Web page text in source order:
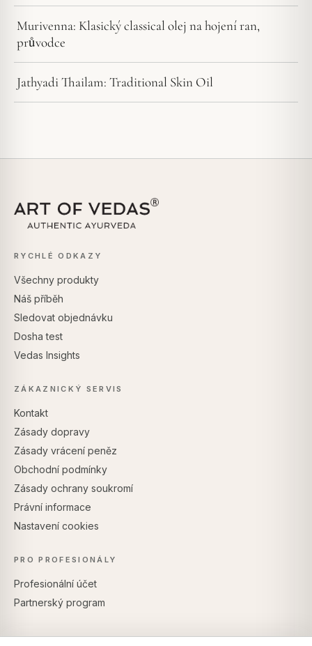
Murivenna: Klasický classical olej na hojení ran,
průvodce
Jathyadi Thailam: Traditional Skin Oil
RYCHLÉ ODKAZY
Všechny produkty
Náš příběh
Sledovat objednávku
Dosha test
Vedas Insights
ZÁKAZNICKÝ SERVIS
Kontakt
Zásady dopravy
Zásady vrácení peněz
Obchodní podmínky
Zásady ochrany soukromí
Právní informace
Nastavení cookies
PRO PROFESIONÁLY
Profesionální účet
Partnerský program